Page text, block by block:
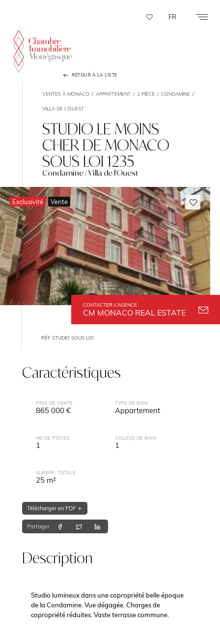
FR
RETOUR À LA LISTE
VENTES À MONACO APPARTEMENT 1 PIÈCE CONDAMINE
VILLA DE L'OUEST
STUDIO LE MOINS
CHER DE MONACO
SOUS LOI 1235
Condamine / Villa de l'Ouest
CONTACTER L'AGENCE
CM MONACO REAL ESTATE
Exclusivité Vente
RÉF STUDIO SOUS LOI
Caractéristiques
PRIX DE VENTE
865 000 €
TYPE DE BIEN
Appartement
NB DE PIÈCES
1
SALLE(S) DE BAIN
1
SUPERF. TOTALE
25 m²
Télécharger en PDF
Partager
Description
Studio lumineux dans une copropriété belle époque
de la Condamine. Vue dégagée. Charges de
copropriété réduites. Vaste terrasse commune.